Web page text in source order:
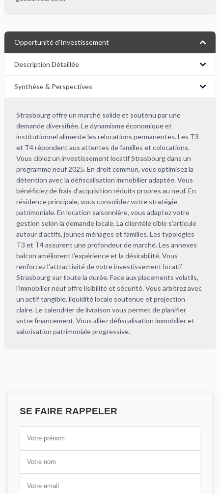
Opportunité d'Investissement
Description Détaillée
Synthèse & Perspectives
Strasbourg offre un marché solide et soutenu par une
demande diversifiée. Le dynamisme économique et
institutionnel alimente les relocations permanentes. Les T3
et T4 répondent aux attentes de familles et colocations.
Vous ciblez un investissement locatif Strasbourg dans un
programme neuf 2025. En droit commun, vous optimisez la
détention avec la défiscalisation immobilier adaptée. Vous
bénéficiez de frais d’acquisition réduits propres au neuf. En
résidence principale, vous consolidez votre stratégie
patrimoniale. En location saisonnière, vous adaptez votre
gestion selon la demande locale. La clientèle cible s’articule
autour d’actifs, jeunes ménages et familles. Les typologies
T3 et T4 assurent une profondeur de marché. Les annexes
balcon améliorent l’expérience et la désirabilité. Vous
renforcez l’attractivité de votre investissement locatif
Strasbourg sur toute la durée. Face aux placements volatils,
l’immobilier neuf offre lisibilité et sécurité. Vous arbitrez avec
un actif tangible, liquidité locale soutenue et projection
claire. Le calendrier de livraison vous permet de planifier
votre financement. Vous alliez défiscalisation immobilier et
valorisation patrimoniale progressive.
SE FAIRE RAPPELER